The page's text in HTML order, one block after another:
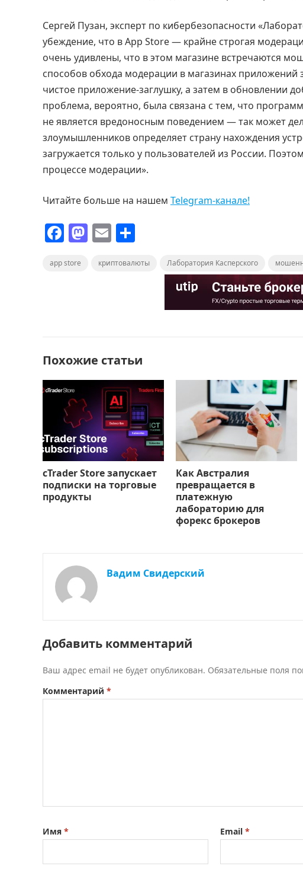
Сергей Пузан, эксперт по кибербезопасности
убеждение, что в App Store — крайне строгая
очень удивлены, что в этом магазине встречаются
способов обхода модерации в магазинах приложений
чистое приложение-заглушку, а затем в обновлении
проблема, вероятно, была связана с тем, что
не является вредоносным поведением — так может
злоумышленников определяет страну нахождения
загружается только у пользователей из России.
процессе модерации».
Читайте больше на нашем Telegram-канале!
F
c
k
M
st
E
ai п
т
ь
app store криптовалюты Лаборатория Касперского
Похожие статьи
cTrader Store запускает
подписки на торговые
продукты
Как Австралия
превращается в
платежную
лабораторию для
форекс брокеров
Вадим Свидерский
Добавить комментарий
Ваш адрес email не будет опубликован. Обязательные поля
Комментарий *
Имя * Email *